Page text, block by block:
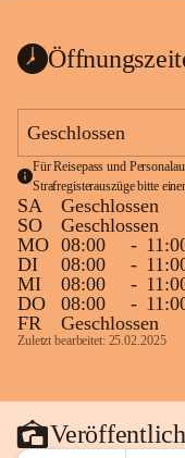
Geschlossen
Für Reisepass und
Strafregisterauszüge bitte
SA
Geschlossen
SO
Geschlossen
MO 08:00 -
DI
08:00 -
MI
08:00 -
DO
08:00 -
FR
Geschlossen
Zuletzt bearbeitet: 25.02.2025